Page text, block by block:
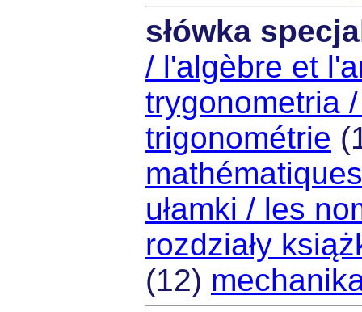
słówka
/ l'algèbre et
trygonometria
trigonométrie
ułamki / les
rozdziały
(12)